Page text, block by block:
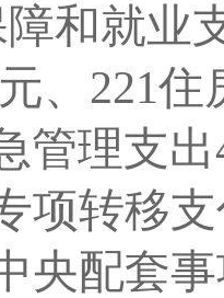
和就业
、 221住
管理支出
项转移
央配套